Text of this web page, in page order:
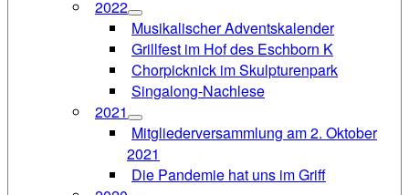
2022
Musikalischer Adventskalender
Grillfest im Hof des Eschborn K
Chorpicknick im Skulpturenpark
Singalong-Nachlese
2021
Mitgliederversammlung am 2. Oktober
2021
Die Pandemie hat uns im Griff